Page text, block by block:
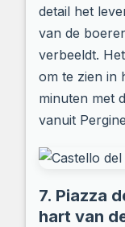
detail het
van de
verbeeldt.
om te zien in
minuten met
vanuit
7. Piazza
hart van